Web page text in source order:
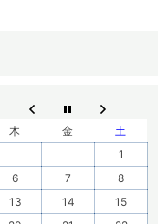
木 金
土
1
6 7
8
13 14
15